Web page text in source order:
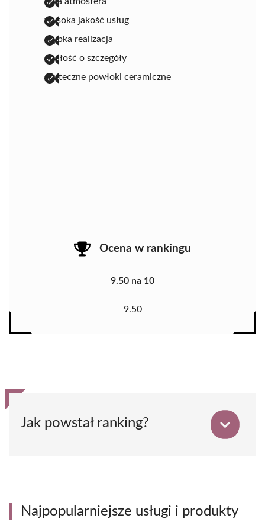
wysoka jakość usług
szybka realizacja
dbałość o szczegóły
skuteczne powłoki ceramiczne
Ocena w rankingu
9.50 na 10
9.50
Jak powstał ranking?
Najpopularniejsze usługi i produkty